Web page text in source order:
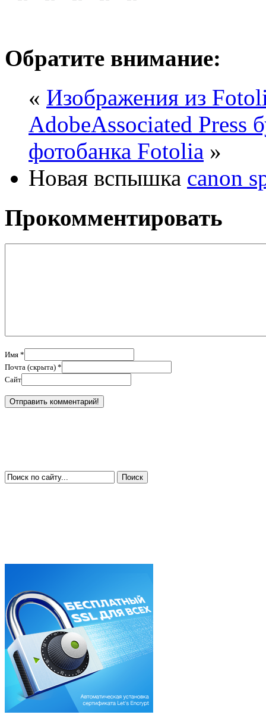
Обратите внимание:
« Изображения из
AdobeAssociated Press
фотобанка Fotolia »
Новая вспышка canon
Прокомментировать
Имя *
Почта (скрыта) *
Сайт